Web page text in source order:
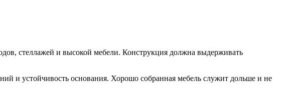
стеллажей и высокой мебели. Конструкция должна выдерживать
и устойчивость основания. Хорошо собранная мебель служит дольше и не